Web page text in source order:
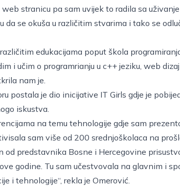
stranicu pa sam uvijek to radila sa
da se okuša u različitim stvarima i tako se
edukacijama poput škola
i učim o programrianju u c++ jeziku, web
nam je.
postala je dio inicijative IT Girls gdje je
iskustva.
na temu tehnologije gdje sam
sam više od 200 srednjoškolaca na
od predstavnika Bosne i Hercegovine
godine. Tu sam učestvovala na glavnim i
i tehnologije“, rekla je Omerović.